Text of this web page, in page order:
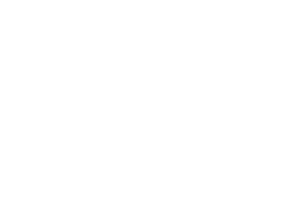
Základní potřeby si mohou hosté koupit v supermarketu. Je tady také
kuchyň. Většina pokojů má balkón s krásným výhledem. Z některých
kout s ledničkou a mikrovlnnou troubou. Na pokoji je připojení k internetu,
odpočívat na slunné terase, kde jsou lehátka a slunečníky. Volný
obědy nebo večeře